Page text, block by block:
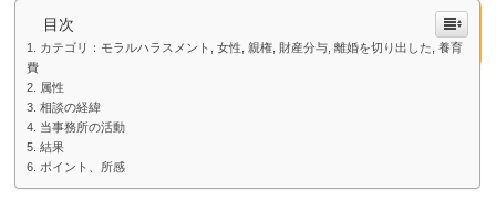
目次
カテゴリ：モラルハラスメント, 女性, 親権, 財産分与, 離婚を切り出した, 養育
費
属性
相談の経緯
当事務所の活動
結果
ポイント、所感